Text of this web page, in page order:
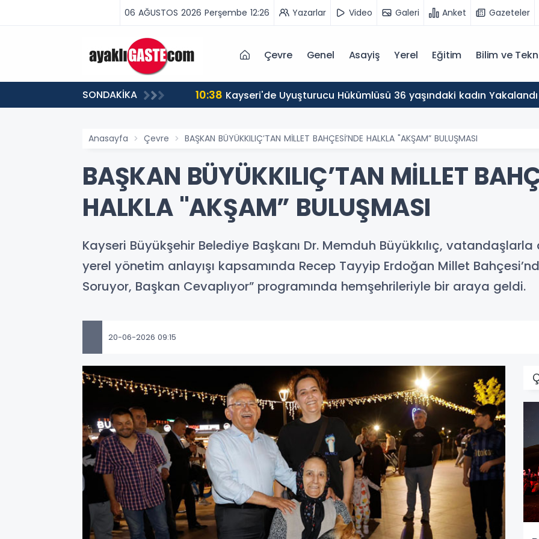
06 AĞUSTOS 2026 Perşembe 12:26 Yazarlar Video Galeri Anket Gazeteler
Çevre Genel Asayiş Yerel Eğitim Bilim ve
SONDAKİKA 10:38 Kayseri'de Uyuşturucu Hükümlüsü 36 yaşındaki kadın
Anasayfa Çevre BAŞKAN BÜYÜKKILIÇ’TAN MİLLET BAHÇESİ’NDE HALKLA "AKŞAM” BULUŞMASI
BAŞKAN BÜYÜKKILIÇ’TAN MİLLET
HALKLA "AKŞAM” BULUŞMASI
Kayseri Büyükşehir Belediye Başkanı Dr. Memduh Büyükkılıç,
yerel yönetim anlayışı kapsamında Recep Tayyip Erdoğan Millet
Soruyor, Başkan Cevaplıyor” programında hemşehrileriyle bir araya geldi.
20-06-2026 09:15